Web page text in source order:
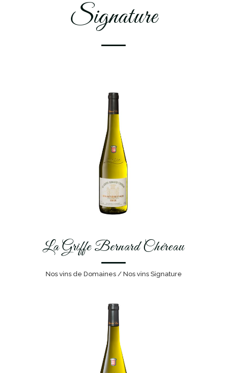
Signature
La Griffe Bernard Chéreau
Nos vins de Domaines / Nos vins Signature